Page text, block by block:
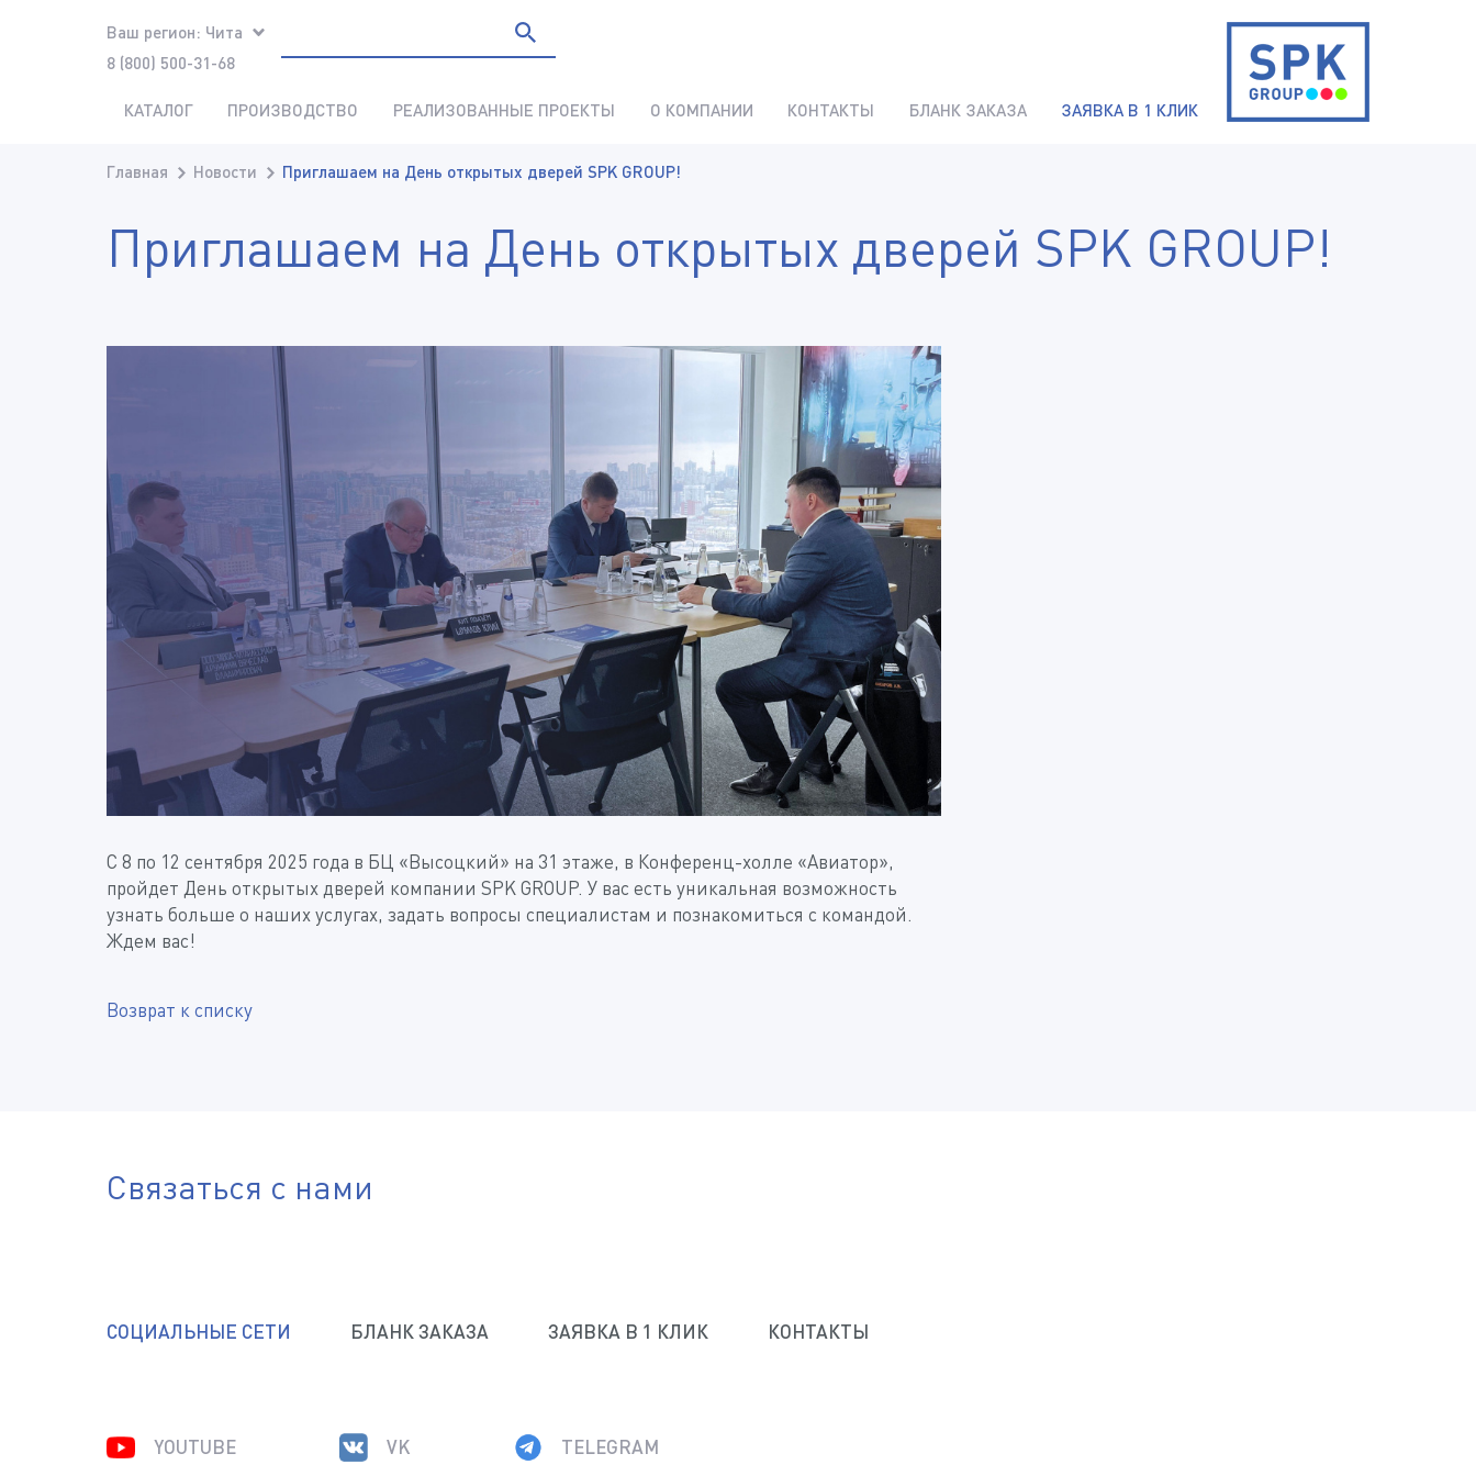
Ваш регион: Чита
8 (800) 500-31-68
КАТАЛОГ ПРОИЗВОДСТВО РЕАЛИЗОВАННЫЕ ПРОЕКТЫ О КОМПАНИИ КОНТАКТЫ БЛАНК ЗАКАЗА ЗАЯВКА В 1 КЛИК
Главная Новости Приглашаем на День открытых дверей SPK GROUP!
Приглашаем на День открытых дверей SPK GROUP!
С 8 по 12 сентября 2025 года в БЦ «Высоцкий» на 31 этаже, в Конференц-холле «Авиатор»,
пройдет День открытых дверей компании SPK GROUP. У вас есть уникальная возможность
узнать больше о наших услугах, задать вопросы специалистам и познакомиться с командой.
Ждем вас!
Возврат к списку
Связаться с нами
СОЦИАЛЬНЫЕ СЕТИ БЛАНК ЗАКАЗА ЗАЯВКА В 1 КЛИК КОНТАКТЫ
YOUTUBE VK TELEGRAM